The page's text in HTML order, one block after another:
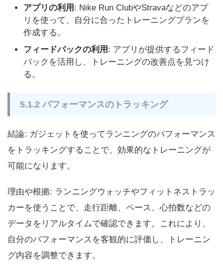
アプリの利用 : Nike Run ClubやStravaなどのアプ
リを使って、自分に合ったトレーニングプランを
作成する。
フィードバックの利用 : アプリが提供するフィード
バックを活用し、トレーニングの改善点を見つけ
る。
5.1.2 パフォーマンスのトラッキング
結論: ガジェットを使ってランニングのパフォーマンス
をトラッキングすることで、効果的なトレーニングが
可能になります。
理由や根拠: ランニングウォッチやフィットネストラッ
カーを使うことで、走行距離、ペース、心拍数などの
データをリアルタイムで確認できます。これにより、
自分のパフォーマンスを客観的に評価し、トレーニン
グ内容を調整できます。